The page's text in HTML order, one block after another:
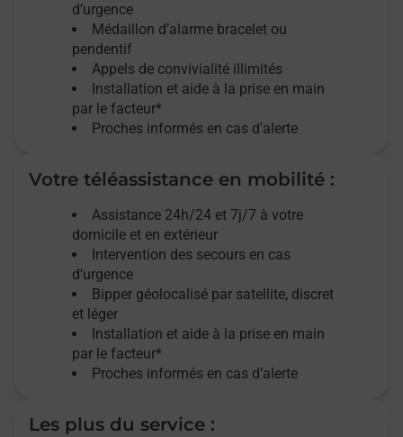
d’urgence
Médaillon d’alarme bracelet ou
pendentif
Appels de convivialité illimités
Installation et aide à la prise en main
par le facteur*
Proches informés en cas d'alerte
Votre téléassistance en mobilité :
Assistance 24h/24 et 7j/7 à votre
domicile et en extérieur
Intervention des secours en cas
d’urgence
Bipper géolocalisé par satellite, discret
et léger
Installation et aide à la prise en main
par le facteur*
Proches informés en cas d’alerte
Les plus du service :